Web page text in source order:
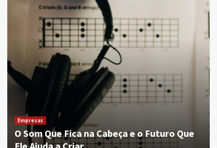
Empresas
O Som Que Fica na Cabeça e o Futuro Que